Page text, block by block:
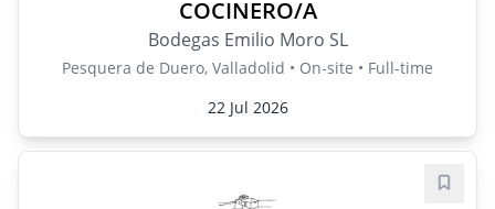
COCINERO/A
Bodegas Emilio Moro SL
Pesquera de Duero, Valladolid • On-site • Full-time
22 Jul 2026
Save